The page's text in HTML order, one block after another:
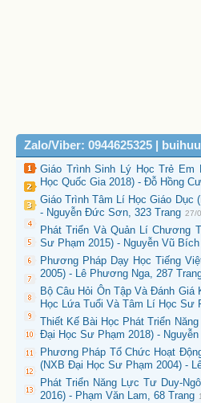
Zalo/Viber: 0944625325 |
Giáo Trình Sinh Lý Học Trẻ Em
Học Quốc Gia 2018) - Đỗ Hồng
Giáo Trình Tâm Lí Học Giáo Dục
- Nguyễn Đức Sơn, 323 Trang 27/
Phát Triển Và Quản Lí Chương
Sư Phạm 2015) - Nguyễn Vũ Bích
Phương Pháp Dạy Học Tiếng
2005) - Lê Phương Nga, 287
Bộ Câu Hỏi Ôn Tập Và Đánh Giá
Học Lứa Tuổi Và Tâm Lí Học Sư
Thiết Kế Bài Học Phát Triển
Đại Học Sư Phạm 2018) -
Phương Pháp Tổ Chức Hoạt
(NXB Đại Học Sư Phạm 2004) -
Phát Triển Năng Lực Tư Duy-
2016) - Phạm Văn Lam, 68 Trang